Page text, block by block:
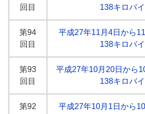
回目
138キロバイ
第94
回目
平成27年11月4日から
138キロバイ
第93
回目
平成27年10月20日から
138キロバイ
第92
平成27年10月1日から